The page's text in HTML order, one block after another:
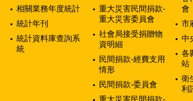
相關業務年度統計
統計年刊
統計資料庫查詢系
統
重大災害民間捐款-
重大災害委員會
社會局接受捐贈物
資明細
民間捐款-經費支用
情形
民間捐款-委員會
會
市
中
各
站
衛
利